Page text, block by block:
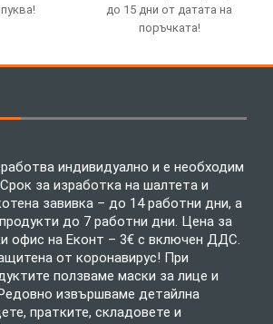
до 15 дни от датата на
поръчката!
индивидуално и е необходим
за изработка на шалтета и
завивка – до 14 работни дни, а
до 7 работни дни. Цена за
офис на Еконт – 3€ с включен ДДС.
от коронавирус! При
ползваме маски за лице и
извършваме детайлна
пратките, складовете и